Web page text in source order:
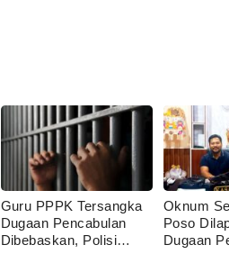
Guru PPPK Tersangka
Dugaan Pencabulan
Dibebaskan, Polisi
Oknum
Poso
Dugaan